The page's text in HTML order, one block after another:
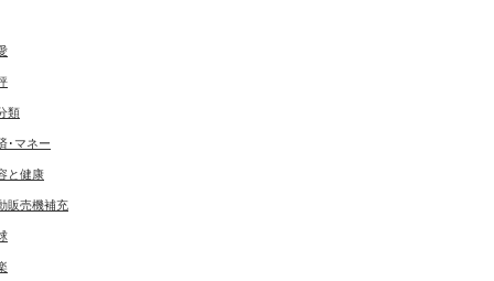
類
･マネー
と健康
販売機補充